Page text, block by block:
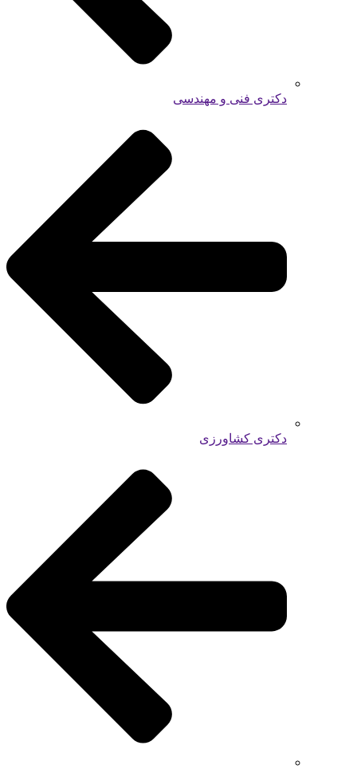
دکتری فنی و مهندسی
دکتری کشاورزی